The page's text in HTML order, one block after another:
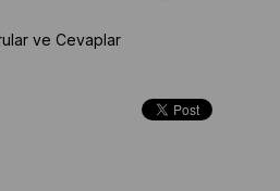
ve Cevaplar